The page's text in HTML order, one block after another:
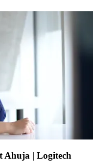
Ahuja | Logitech